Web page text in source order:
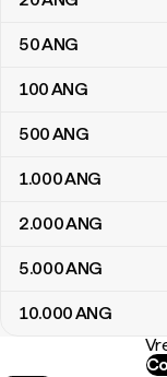
50ANG
100ANG
500ANG
1.000ANG
2.000ANG
5.000ANG
10.000ANG